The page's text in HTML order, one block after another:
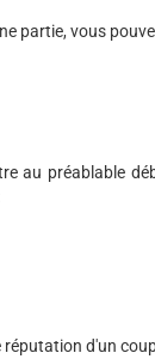
partie, vous
au préablable
d'un